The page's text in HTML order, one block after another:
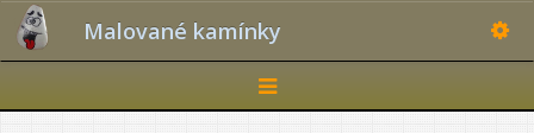
Malované kamínky
Toggle
navigation